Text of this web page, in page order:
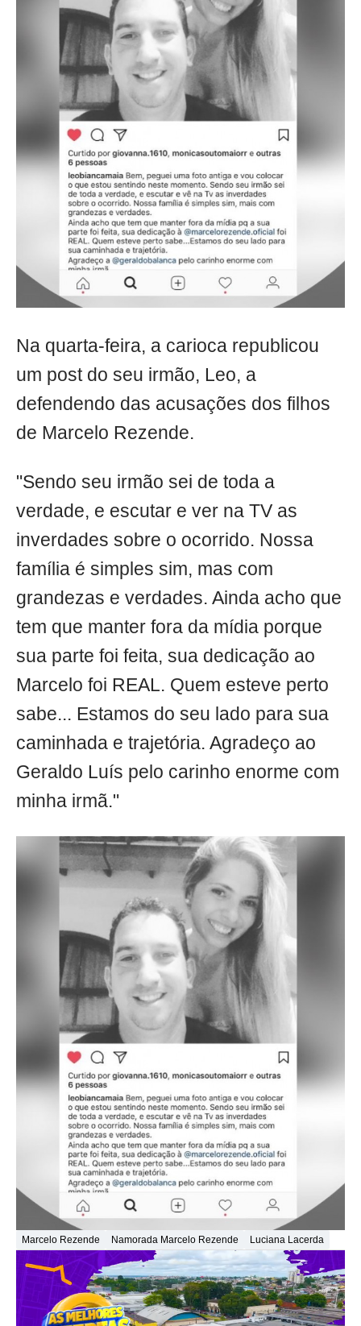
Na quarta-feira, a carioca republicou
um post do seu irmão, Leo, a
defendendo das acusações dos filhos
de Marcelo Rezende.
"Sendo seu irmão sei de toda a
verdade, e escutar e ver na TV as
inverdades sobre o ocorrido. Nossa
família é simples sim, mas com
grandezas e verdades. Ainda acho que
tem que manter fora da mídia porque
sua parte foi feita, sua dedicação ao
Marcelo foi REAL. Quem esteve perto
sabe... Estamos do seu lado para sua
caminhada e trajetória. Agradeço ao
Geraldo Luís pelo carinho enorme com
minha irmã."
Marcelo Rezende Namorada Marcelo Rezende Luciana Lacerda